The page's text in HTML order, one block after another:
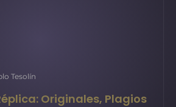
Tesolín
Originales, Plagios